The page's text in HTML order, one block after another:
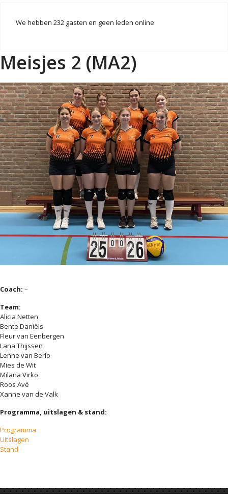
We hebben 232 gasten en geen leden online
Meisjes 2 (MA2)
Coach: –
Team:
Alicia Netten
Bente Daniëls
Fleur van Eenbergen
Lana Thijssen
Lenne van Berlo
Mies de Wit
Milana Virko
Roos Avé
Xanne van de Valk
Programma, uitslagen & stand:
Programma
Uitslagen
Stand